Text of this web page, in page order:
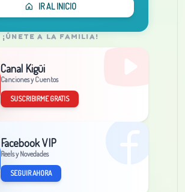
IR AL INICIO
¡ÚNETE A LA FAMILIA!
Canal Kigüi
Canciones y Cuentos
SUSCRIBIRME GRATIS
Facebook VIP
Reels y Novedades
SEGUIR AHORA